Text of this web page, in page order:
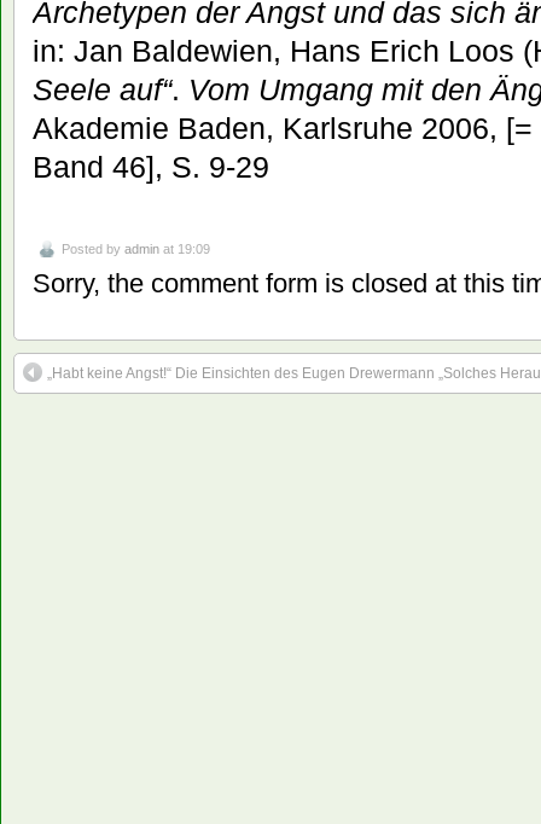
Archetypen der Angst und das sich
in: Jan Baldewien, Hans Erich Loos
Seele auf“. Vom Umgang mit den
Akademie Baden, Karlsruhe 2006,
Band 46], S. 9-29
Posted by admin at 19:09
Sorry, the comment form is closed at this
„Habt keine Angst!“ Die Einsichten des Eugen Drewermann „Solches